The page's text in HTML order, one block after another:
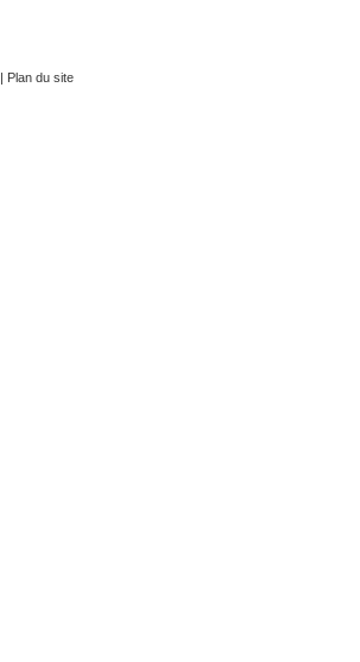
| Plan du site